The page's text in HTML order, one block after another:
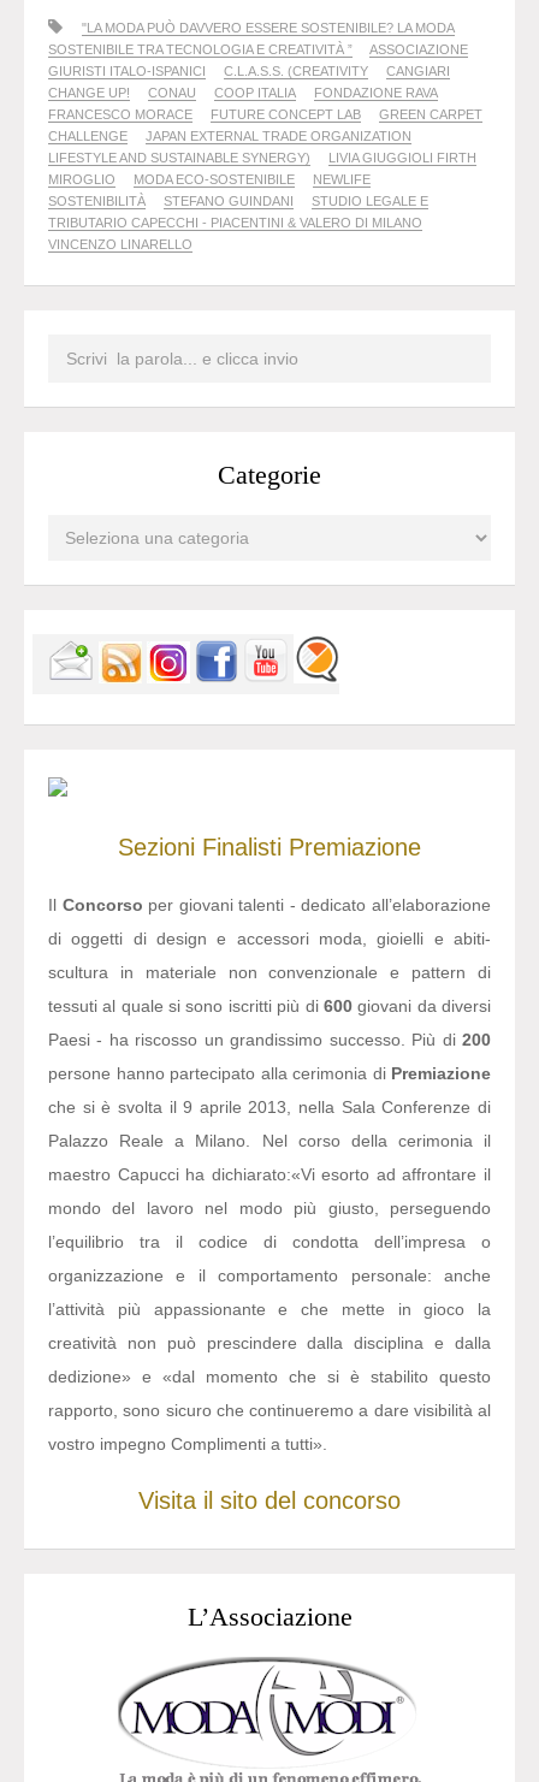
"LA MODA PUÒ DAVVERO ESSERE SOSTENIBILE? LA MODA
SOSTENIBILE TRA TECNOLOGIA E CREATIVITÀ ”
ASSOCIAZIONE
GIURISTI ITALO-ISPANICI
C.L.A.S.S. (CREATIVITY
CANGIARI
CHANGE UP!
CONAU COOP ITALIA
FONDAZIONE RAVA
FRANCESCO MORACE
FUTURE CONCEPT LAB
GREEN CARPET
CHALLENGE
JAPAN EXTERNAL TRADE ORGANIZATION
LIFESTYLE AND SUSTAINABLE SYNERGY)
LIVIA GIUGGIOLI FIRTH
MIROGLIO
MODA ECO-SOSTENIBILE
NEWLIFE
SOSTENIBILITÀ
STEFANO GUINDANI
STUDIO LEGALE E
TRIBUTARIO CAPECCHI - PIACENTINI & VALERO DI MILANO
VINCENZO LINARELLO
Categorie
Sezioni Finalisti Premiazione
Il Concorso per giovani talenti - dedicato all’elaborazione
di oggetti di design e accessori moda, gioielli e abiti-
scultura in materiale non convenzionale e pattern di
tessuti al quale si sono iscritti più di 600giovani da diversi
Paesi - ha riscosso un grandissimo successo. Più di 200
persone hanno partecipato alla cerimonia di Premiazione
che si è svolta il 9 aprile 2013, nella Sala Conferenze di
Palazzo Reale a Milano. Nel corso della cerimonia il
maestro Capucci ha dichiarato:«Vi esorto ad affrontare il
mondo del lavoro nel modo più giusto, perseguendo
l’equilibrio tra il codice di condotta dell’impresa o
organizzazione e il comportamento personale: anche
l’attività più appassionante e che mette in gioco la
creatività non può prescindere dalla disciplina e dalla
dedizione» e «dal momento che si è stabilito questo
rapporto, sono sicuro che continueremo a dare visibilità al
vostro impegno Complimenti a tutti».
Visita il sito del concorso
L’Associazione